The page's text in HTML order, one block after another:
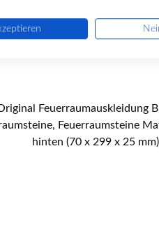
Feuerraumauskleidung B für den Kaminofen Elite Budapest R4210, R4213 6-teiliges Set Elite Budapest R4210, R4213 Feuerraumauskleidung Eckdaten:
Material Vericulite Seitenstein links vorne (145 x 305/430 x 25 mm), Seitenstein
hinten (70 x 299 x 25